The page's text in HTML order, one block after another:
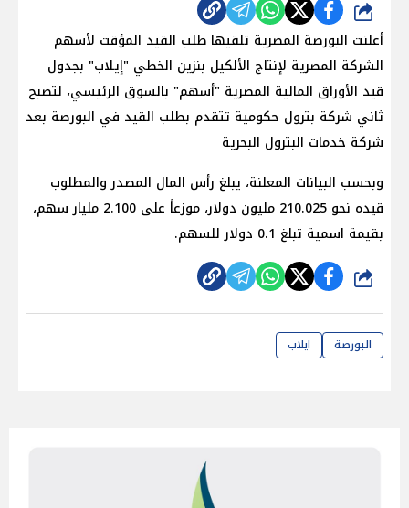
شارك
أعلنت البورصة المصرية تلقيها طلب القيد المؤقت لأسهم
الشركة المصرية لإنتاج الألكيل بنزين الخطي "إيلاب" بجدول
قيد الأوراق المالية المصرية "أسهم" بالسوق الرئيسي، لتصبح
ثاني شركة بترول حكومية تتقدم بطلب القيد في البورصة بعد
شركة خدمات البترول البحرية
وبحسب البيانات المعلنة، يبلغ رأس المال المصدر والمطلوب
قيده نحو 210.025 مليون دولار، موزعاً على 2.100 مليار سهم،
بقيمة اسمية تبلغ 0.1 دولار للسهم.
شارك
البورصة ايلاب